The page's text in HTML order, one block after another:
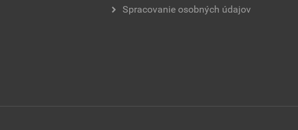
Spracovanie osobných údajov